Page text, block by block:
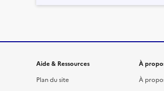
Informations et liens
Aide & Ressources
Plan du site
À
À